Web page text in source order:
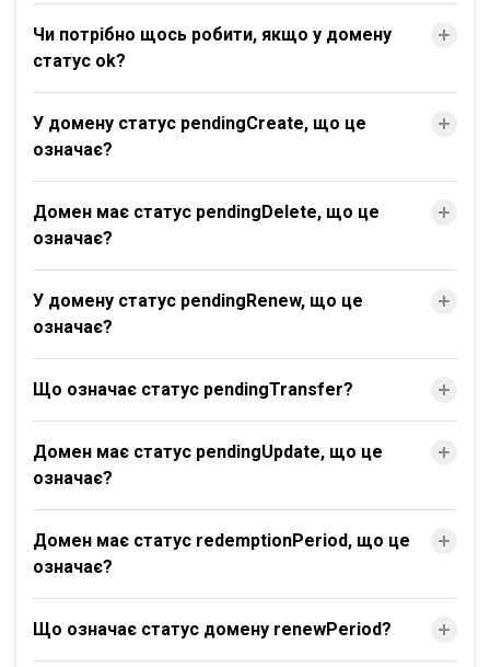
Чи потрібно щось робити, якщо у домену
статус ok?
У домену статус pendingCreate, що це
означає?
Домен має статус pendingDelete, що це
означає?
У домену статус pendingRenew, що це
означає?
Що означає статус pendingTransfer?
Домен має статус pendingUpdate, що це
означає?
Домен має статус redemptionPeriod, що це
означає?
Що означає статус домену renewPeriod?